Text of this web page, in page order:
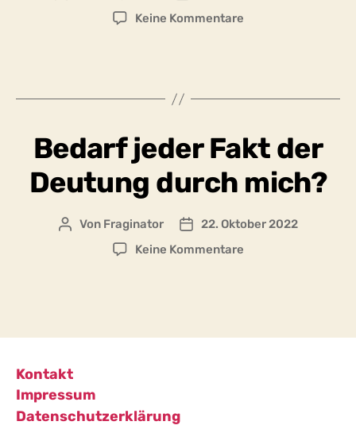
Keine Kommentarezu
Bedarf jeder Fakt der
Deutung durch mich?
Beitragsautor
Von Fraginator Beitragsdatum
22. Oktober 2022
Keine Kommentarezu
Deutung
Kontakt
Impressum
Datenschutzerklärung